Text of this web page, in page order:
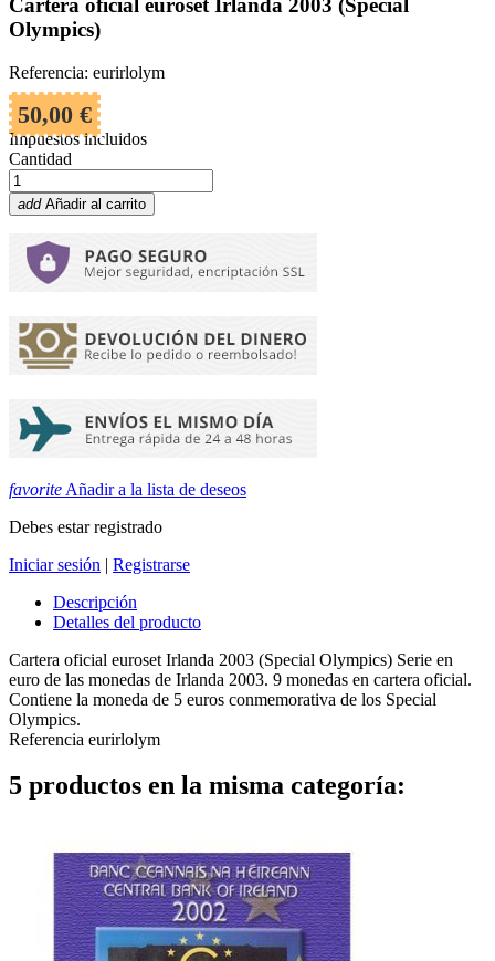
Cartera oficial euroset Irlanda 2003 (Special
Olympics)
Referencia: eurirlolym
50,00 €
Impuestos incluidos
Cantidad
add Añadir al carrito
favorite Añadir a la lista de deseos
Debes estar registrado
Iniciar sesión | Registrarse
Descripción
Detalles del producto
Cartera oficial euroset Irlanda 2003 (Special Olympics) Serie en
euro de las monedas de Irlanda 2003. 9 monedas en cartera oficial.
Contiene la moneda de 5 euros conmemorativa de los Special
Olympics.
Referencia eurirlolym
5 productos en la misma categoría: